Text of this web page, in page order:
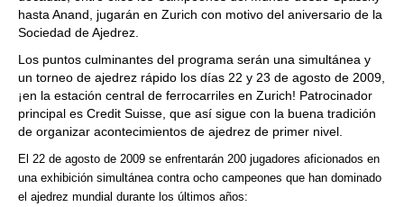
hasta Anand, jugarán en Zurich con motivo del aniversario de la
Sociedad de Ajedrez.
Los puntos culminantes del programa serán una simultánea y
un torneo de ajedrez rápido los días 22 y 23 de agosto de 2009,
¡en la estación central de ferrocarriles en Zurich! Patrocinador
principal es Credit Suisse, que así sigue con la buena tradición
de organizar acontecimientos de ajedrez de primer nivel.
El 22 de agosto de 2009 se enfrentarán 200 jugadores aficionados en
una exhibición simultánea contra ocho campeones que han dominado
el ajedrez mundial durante los últimos años: